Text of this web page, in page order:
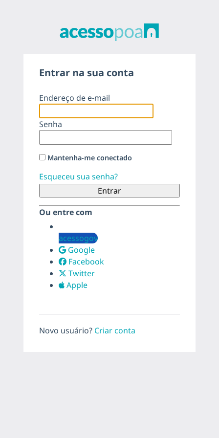
acessopoa
Entrar na sua conta
Endereço de e-mail
Senha
Mantenha-me conectado
Esqueceu sua senha?
Ou entre com
acessogov
Google
Facebook
Twitter
Apple
Novo usuário? Criar conta